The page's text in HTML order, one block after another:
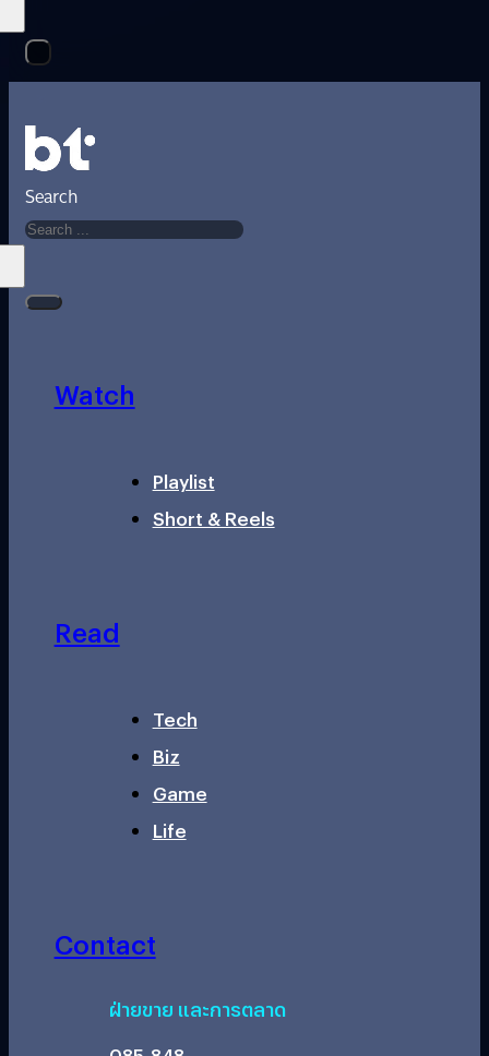
Search
Watch
Playlist
Short & Reels
Read
Tech
Biz
Game
Life
Contact
ฝ่ายขาย และการตลาด